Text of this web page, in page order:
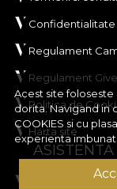
Acest site
dorita. Navigand in
COOKIES si cu
experienta
Confidentialitate
Regulament
Regulament
Politica de
Harta site
ASISTENTA
Informatii legale